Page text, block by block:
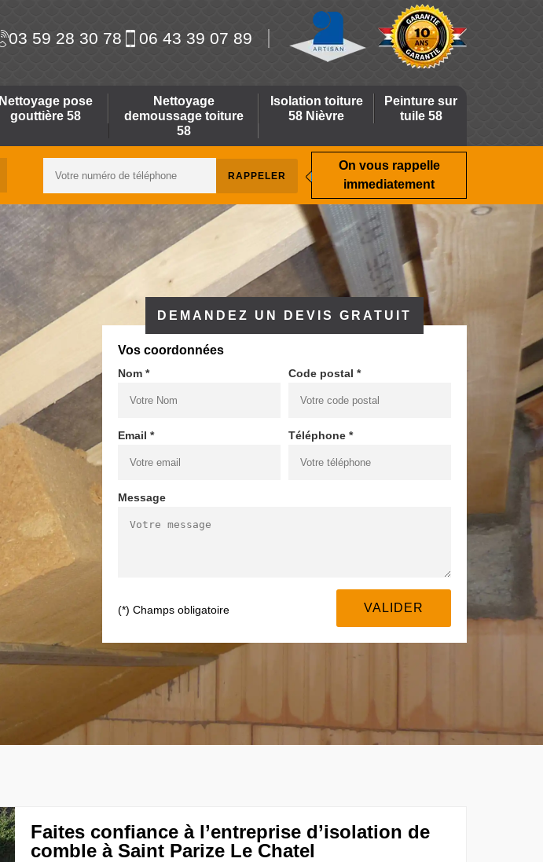
03 59 28 30 78 06 43 39 07 89
Nettoyage pose
gouttière 58
Nettoyage
demoussage toiture
58
Isolation toiture
58 Nièvre
Peinture sur
tuile 58
On vous rappelle
immediatement
DEMANDEZ UN DEVIS GRATUIT
Vos coordonnées
Nom * Code postal *
Email * Téléphone *
Message
(*) Champs obligatoire
Faites confiance à l’entreprise d’isolation de
comble à Saint Parize Le Chatel